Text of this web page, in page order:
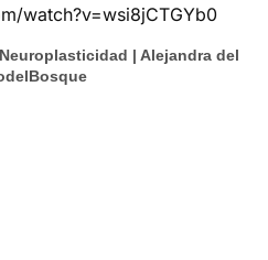
watch?v=wsi8jCTGYb0
| Alejandra del